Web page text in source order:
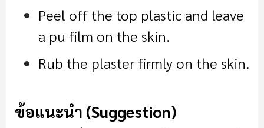
Peel off the top plastic and leave
a pu film on the skin.
Rub the plaster firmly on the skin.
ข้อแนะนำ (Suggestion)